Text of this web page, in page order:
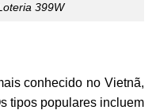
399W
conhecido no Vietnã,
tipos populares incluem